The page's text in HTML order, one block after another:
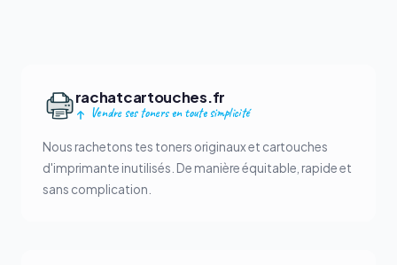
rachatcartouches.fr
Vendre ses toners en toute simplicité
Nous rachetons tes toners originaux et cartouches
d'imprimante inutilisés. De manière équitable, rapide et
sans complication.